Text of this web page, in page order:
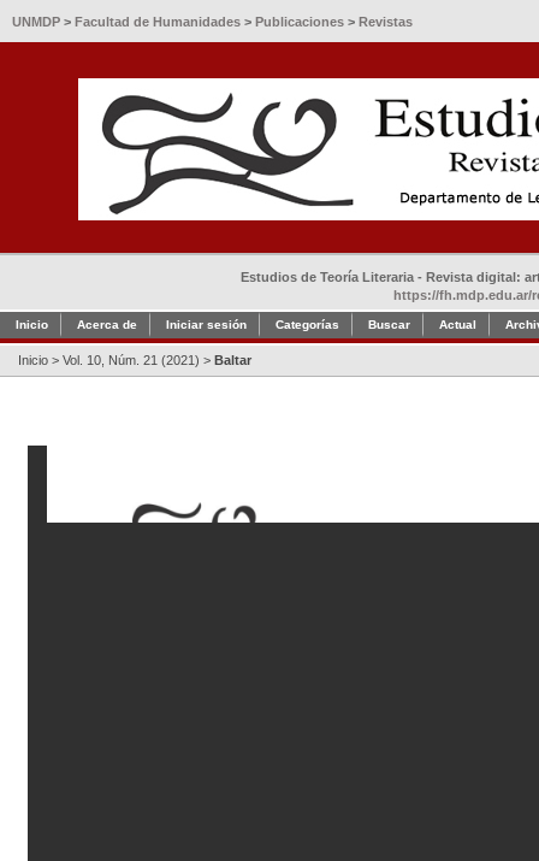
UNMDP > Facultad de Humanidades > Publicaciones > Revistas
Estudios de Teoría Literaria - Revista digital:
https://fh.mdp.edu.ar/
Inicio Acerca de Iniciar sesión Categorías Buscar Actual
Inicio > Vol. 10, Núm. 21 (2021) > Baltar